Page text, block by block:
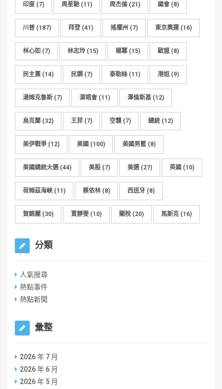
印度 (7) 周星馳 (11) 周杰倫 (21) 國會 (8)
川普 (187) 拜登 (41) 搖擺州 (7) 東京奧運(16)
林心如 (7) 林志玲 (15) 楊冪 (15) 歐盟 (8)
民主黨 (14) 民調 (7) 泰勒絲 (11) 港姐 (9)
湯姆克魯斯 (7) 演唱會 (11) 澤倫斯基 (12)
烏克蘭 (32) 王菲 (7) 空襲 (7) 總統 (12)
美伊戰爭 (12) 美國 (100) 美國男籃 (8)
美國總統大選(44) 美股 (7) 美選(27) 英國 (10)
荷姆茲海峽 (11) 蔡依林 (8) 西班牙 (8)
賀錦麗 (30) 賈靜雯 (10) 關稅 (20) 馬斯克 (16)
分類
人氣搜尋
熱點事件
熱點新聞
彙整
2026 年 7 月
2026 年 6 月
2026 年 5 月